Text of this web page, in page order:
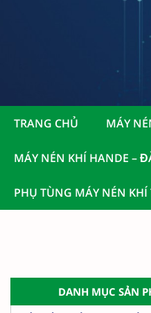
TRANG CHỦ MÁY
MÁY NÉN KHÍ HANDE –
PHỤ TÙNG MÁY NÉN KHÍ
DANH MỤC SẢN